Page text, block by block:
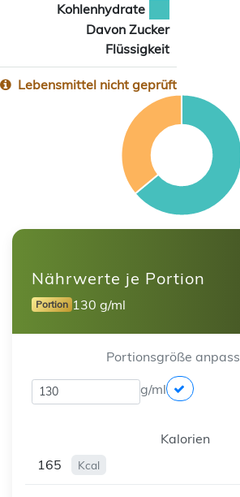
Kohlenhydrate
Davon Zucker
Flüssigkeit
Lebensmittel nicht geprüft
Nährwerte je Portion
Portion 130 g/ml
Portionsgröße
g/ml
Kalorien
165
Kcal